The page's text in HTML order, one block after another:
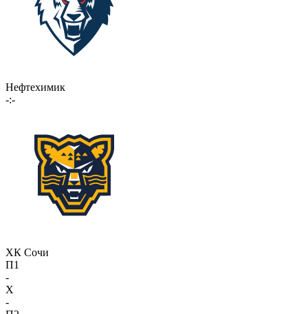
Нефтехимик
-:-
ХК Сочи
П1
-
X
-